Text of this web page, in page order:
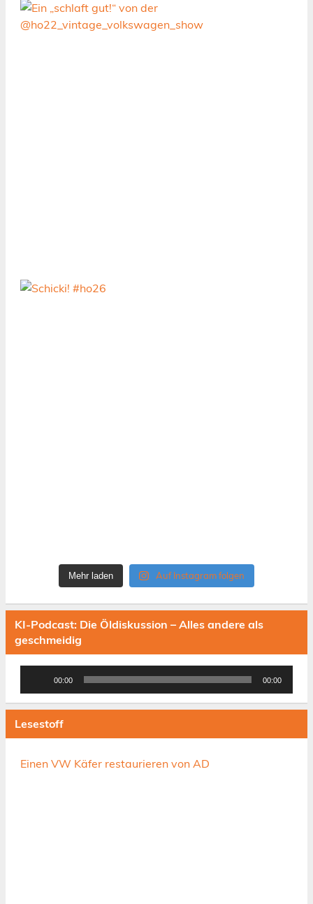
Mehr laden Auf Instagram folgen
KI-Podcast: Die Öldiskussion – Alles andere als
geschmeidig
00:00 00:00
Lesestoff
Einen VW Käfer restaurieren von AD